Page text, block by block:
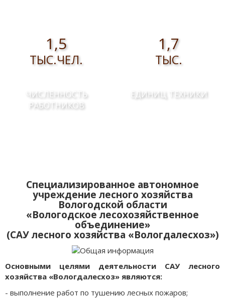
1,5
ТЫС.ЧЕЛ.
ЧИСЛЕННОСТЬ
РАБОТНИКОВ
1,7
ТЫС.
ЕДИНИЦ ТЕХНИКИ
Специализированное автономное
учреждение лесного хозяйства
Вологодской области
«Вологодское лесохозяйственное
объединение»
(САУ лесного хозяйства «Вологдалесхоз»)
Основными целями деятельности САУ лесного
хозяйства «Вологдалесхоз» являются:
- выполнение работ по тушению лесных пожаров;